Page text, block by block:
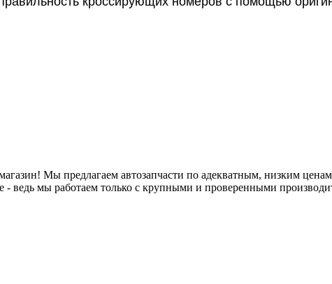
Мы предлагаем автозапчасти по адекватным, низким
- ведь мы работаем только с крупными и проверенными